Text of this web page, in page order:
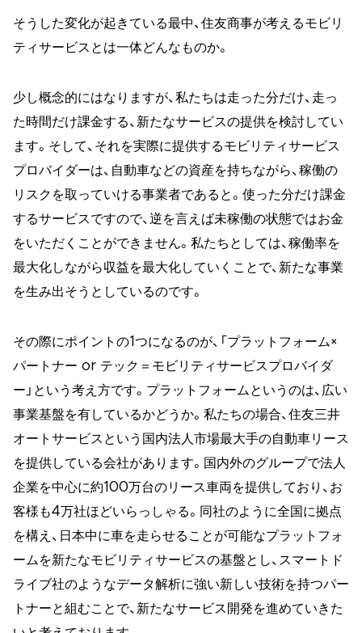
そうした変化が起きている最中、住友商事が考えるモビリ
ティサービスとは一体どんなものか。
少し概念的にはなりますが、私たちは走った分だけ、走っ
た時間だけ課金する、新たなサービスの提供を検討してい
ます。そして、それを実際に提供するモビリティサービス
プロバイダーは、自動車などの資産を持ちながら、稼働の
リスクを取っていける事業者であると。使った分だけ課金
するサービスですので、逆を言えば未稼働の状態ではお金
をいただくことができません。私たちとしては、稼働率を
最大化しながら収益を最大化していくことで、新たな事業
を生み出そうとしているのです。
その際にポイントの1つになるのが、「プラットフォーム×
パートナー or テック＝モビリティサービスプロバイダ
ー」という考え方です。プラットフォームというのは、広い
事業基盤を有しているかどうか。私たちの場合、住友三井
オートサービスという国内法人市場最大手の自動車リース
を提供している会社があります。国内外のグループで法人
企業を中心に約100万台のリース車両を提供しており、お
客様も4万社ほどいらっしゃる。同社のように全国に拠点
を構え、日本中に車を走らせることが可能なプラットフォ
ームを新たなモビリティサービスの基盤とし、スマートド
ライブ社のようなデータ解析に強い新しい技術を持つパー
トナーと組むことで、新たなサービス開発を進めていきた